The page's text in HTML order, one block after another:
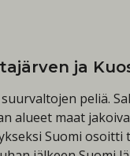
ja
peliä.
alueet maat
Suomi